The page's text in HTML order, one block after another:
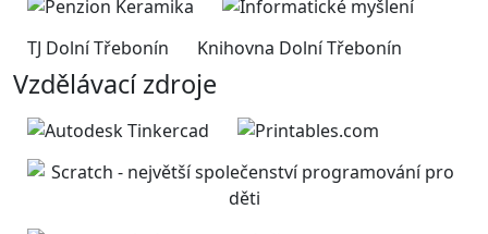
TJ Dolní Třebonín Knihovna Dolní Třebonín
Vzdělávací zdroje